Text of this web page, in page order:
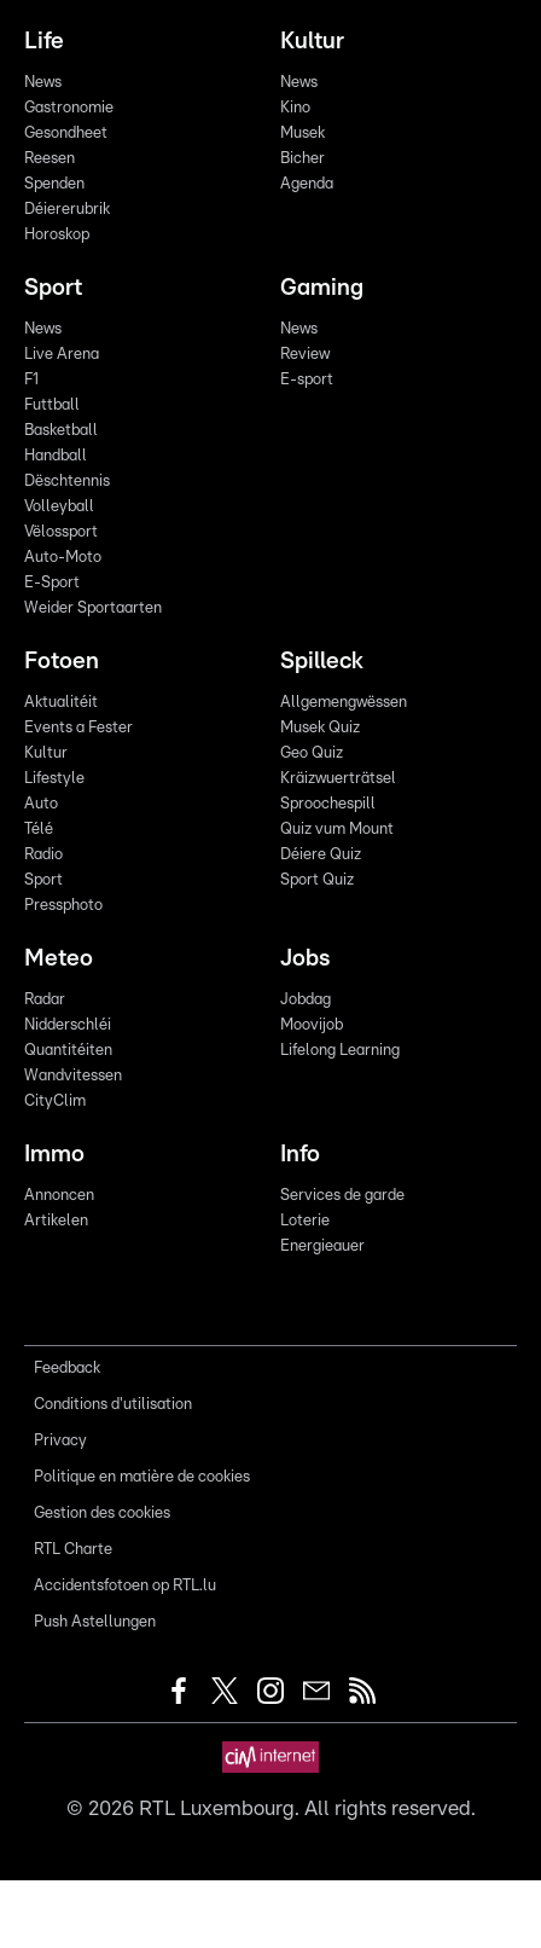
Life
News
Gastronomie
Gesondheet
Reesen
Spenden
Déiererubrik
Horoskop
Kultur
News
Kino
Musek
Bicher
Agenda
Sport
News
Live Arena
F1
Futtball
Basketball
Handball
Dëschtennis
Volleyball
Vëlossport
Auto-Moto
E-Sport
Weider Sportaarten
Gaming
News
Review
E-sport
Fotoen
Aktualitéit
Events a Fester
Kultur
Lifestyle
Auto
Télé
Radio
Sport
Pressphoto
Spilleck
Allgemengwëssen
Musek Quiz
Geo Quiz
Kräizwuerträtsel
Sproochespill
Quiz vum Mount
Déiere Quiz
Sport Quiz
Meteo
Radar
Nidderschléi
Quantitéiten
Wandvitessen
CityClim
Jobs
Jobdag
Moovijob
Lifelong Learning
Immo
Annoncen
Artikelen
Info
Services de garde
Loterie
Energieauer
Feedback
Conditions d'utilisation
Privacy
Politique en matière de cookies
Gestion des cookies
RTL Charte
Accidentsfotoen op RTL.lu
Push Astellungen
© 2026RTL Luxembourg. All rights reserved.